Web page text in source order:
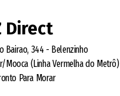
Direct
Bairao, 344 - Belenzinho
(Linha Vermelha do Metrô)
Para Morar